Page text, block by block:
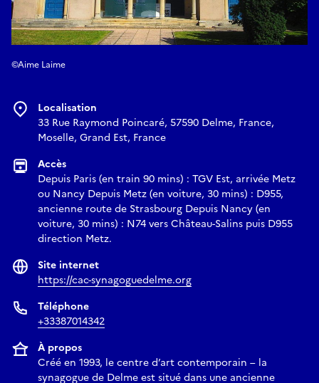
©Aime Laime
Localisation
33 Rue Raymond Poincaré, 57590 Delme, France,
Moselle, Grand Est, France
Accès
Depuis Paris (en train 90 mins) : TGV Est, arrivée Metz
ou Nancy Depuis Metz (en voiture, 30 mins) : D955,
ancienne route de Strasbourg Depuis Nancy (en
voiture, 30 mins) : N74 vers Château-Salins puis D955
direction Metz.
Site internet
https://cac-synagoguedelme.org
Téléphone
+33387014342
À propos
Créé en 1993, le centre d’art contemporain – la
synagogue de Delme est situé dans une ancienne